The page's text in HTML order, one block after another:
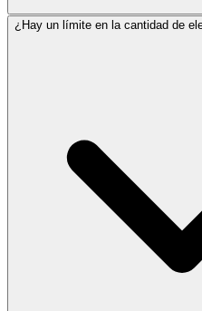
¿Hay un límite en la cantidad de